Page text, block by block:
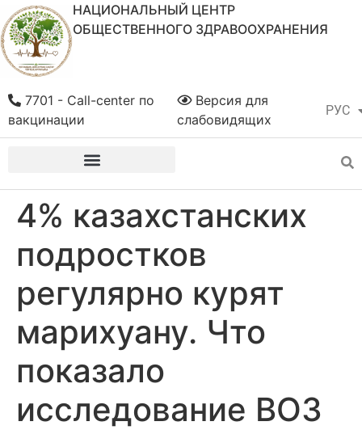
НАЦИОНАЛЬНЫЙ ЦЕНТР
ОБЩЕСТВЕННОГО ЗДРАВООХРАНЕНИЯ
РУС
ҚАЗ
Версия для
слабовидящих
7701 - Call-center по
вакцинации
4% казахстанских
подростков
регулярно курят
марихуану. Что
показало
исследование ВОЗ